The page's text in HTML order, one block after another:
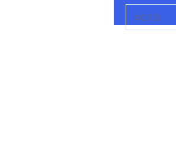
ФОТО: